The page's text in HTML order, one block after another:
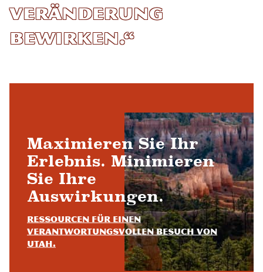
Veränderung
bewirken.“
Maximieren Sie Ihr
Erlebnis. Minimieren
Sie Ihre
Auswirkungen.
Ressourcen für einen
verantwortungsvollen Besuch von
Utah.